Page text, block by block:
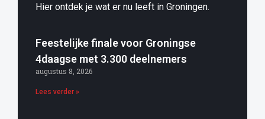
Hier ontdek je wat er nu leeft in Groningen.
Feestelijke finale voor Groningse
4daagse met 3.300 deelnemers
augustus 8, 2026
Lees verder »